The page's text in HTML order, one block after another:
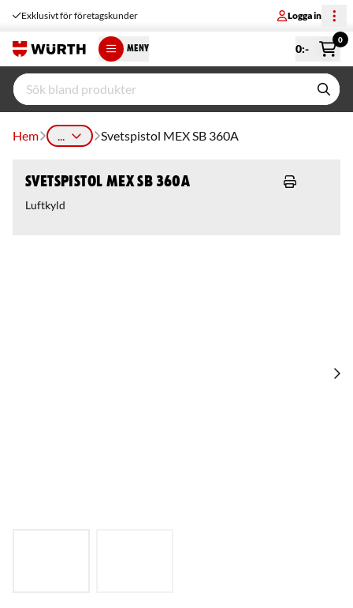
Exklusivt för företagskunder Logga in
MENY 0:-
0
Hem ... Svetspistol MEX SB 360A
Svetspistol MEX SB 360A
Luftkyld